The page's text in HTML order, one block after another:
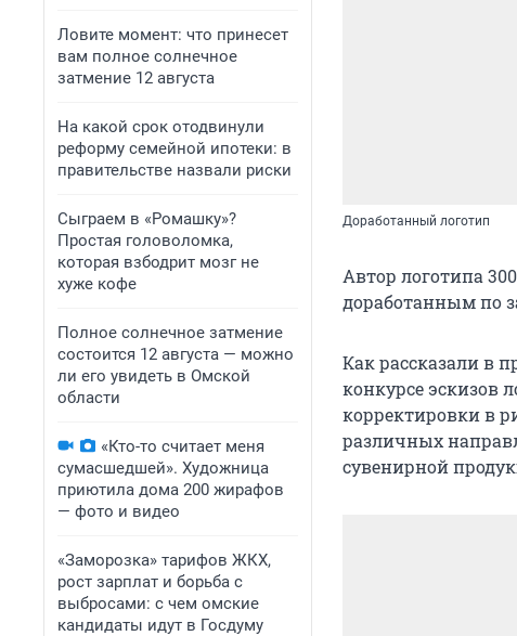
Ловите момент: что принесет
вам полное солнечное
затмение 12 августа
На какой срок отодвинули
реформу семейной ипотеки: в
правительстве назвали риски
Сыграем в «Ромашку»?
Простая головоломка,
которая взбодрит мозг не
хуже кофе
Полное солнечное затмение
состоится 12 августа — можно
ли его увидеть в Омской
области
«Кто-то считает меня
сумасшедшей». Художница
приютила дома 200 жирафов
— фото и видео
«Заморозка» тарифов ЖКХ,
рост зарплат и борьба с
выбросами: с чем омские
кандидаты идут в Госдуму
Доработанный логотип
Автор логотипа
доработанным по
Как рассказали в
конкурсе эскизов
корректировки в
различных
сувенирной